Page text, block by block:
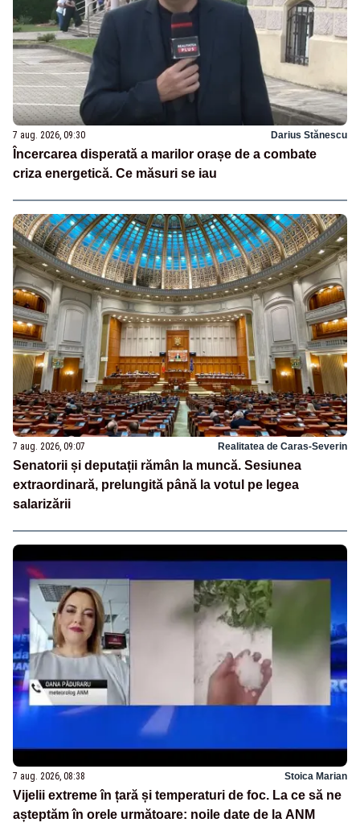
7 aug. 2026, 09:30 Darius Stănescu
Încercarea disperată a marilor orașe de a combate
criza energetică. Ce măsuri se iau
7 aug. 2026, 09:07 Realitatea de Caras-Severin
Senatorii și deputații rămân la muncă. Sesiunea
extraordinară, prelungită până la votul pe legea
salarizării
7 aug. 2026, 08:38 Stoica Marian
Vijelii extreme în țară și temperaturi de foc. La ce să ne
așteptăm în orele următoare: noile date de la ANM